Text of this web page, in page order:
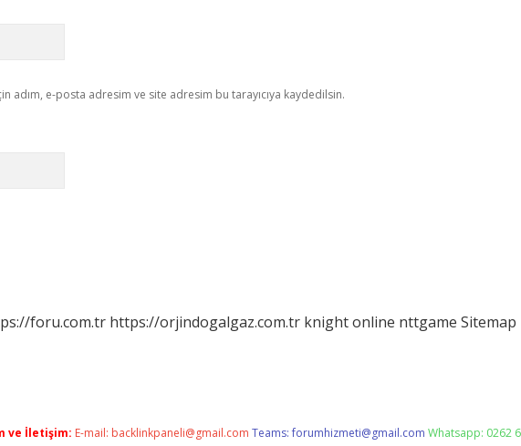
adım, e-posta adresim ve site adresim bu tarayıcıya kaydedilsin.
foru.com.tr https://orjindogalgaz.com.tr knight online nttgame Sitemap
ve İletişim: E-mail: backlinkpaneli@gmail.com Teams:forumhizmeti@gmail.com Whatsapp: 0262